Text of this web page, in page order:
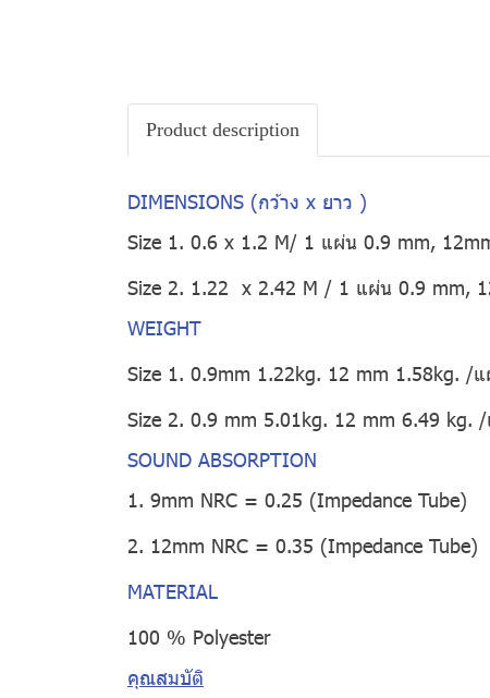
Product description
DIMENSIONS (กว้าง x ยาว )
Size 1. 0.6 x 1.2 M/ 1 แผ่น 0.9 mm,
Size 2. 1.22 x 2.42 M / 1 แผ่น 0.9 mm,
WEIGHT
Size 1. 0.9mm 1.22kg. 12 mm 1.58kg. /
Size 2. 0.9 mm 5.01kg. 12 mm 6.49 kg.
SOUND ABSORPTION
1. 9mm NRC = 0.25 (Impedance Tube)
2. 12mm NRC = 0.35 (Impedance Tube)
MATERIAL
100 % Polyester
คุณสมบัติ